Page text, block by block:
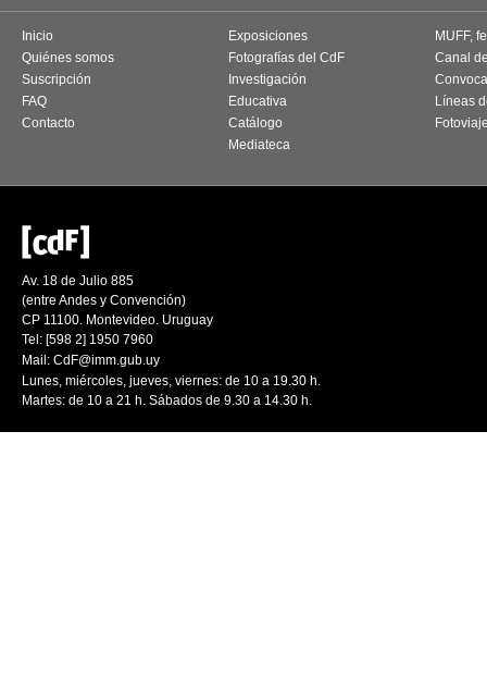
Inicio
Quiénes somos
Suscripción
FAQ
Contacto
Exposiciones
Fotografías del CdF
Investigación
Educativa
Catálogo
Mediateca
MUFF,
Canal
Líneas
Av. 18 de Julio 885
(entre Andes y Convención)
CP 11100. Montevideo. Uruguay
Tel: [598 2] 1950 7960
Mail: CdF@imm.gub.uy
Lunes, miércoles, jueves, viernes: de 10 a 19.30 h.
Martes: de 10 a 21 h. Sábados de 9.30 a 14.30 h.